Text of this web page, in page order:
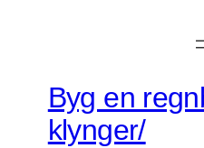
Byg en
klynger/